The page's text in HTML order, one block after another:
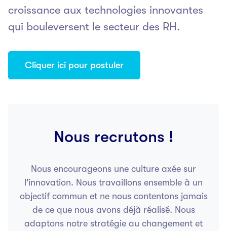
croissance aux technologies innovantes
qui bouleversent le secteur des RH.
Cliquer ici pour postuler
Nous recrutons !
Nous encourageons une culture axée sur
l'innovation. Nous travaillons ensemble à un
objectif commun et ne nous contentons jamais
de ce que nous avons déjà réalisé. Nous
adaptons notre stratégie au changement et